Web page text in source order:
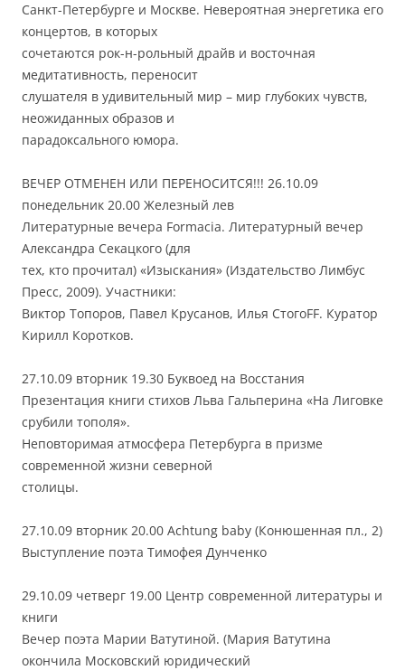
Санкт-Петербурге и Москве. Невероятная энергетика его
концертов, в которых
сочетаются рок-н-рольный драйв и восточная
медитативность, переносит
слушателя в удивительный мир – мир глубоких чувств,
неожиданных образов и
парадоксального юмора.
ВЕЧЕР ОТМЕНЕН ИЛИ ПЕРЕНОСИТСЯ!!! 26.10.09
понедельник 20.00 Железный лев
Литературные вечера Formacia. Литературный вечер
Александра Секацкого (для
тех, кто прочитал) «Изыскания» (Издательство Лимбус
Пресс, 2009). Участники:
Виктор Топоров, Павел Крусанов, Илья СтогоFF. Куратор
Кирилл Коротков.
27.10.09 вторник 19.30 Буквоед на Восстания
Презентация книги стихов Льва Гальперина «На Лиговке
срубили тополя».
Неповторимая атмосфера Петербурга в призме
современной жизни северной
столицы.
27.10.09 вторник 20.00 Achtung baby (Конюшенная пл., 2)
Выcтупление поэта Тимофея Дунченко
29.10.09 четверг 19.00 Центр современной литературы и
книги
Вечер поэта Марии Ватутиной. (Мария Ватутина
окончила Московский юридический